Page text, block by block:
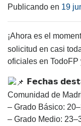
Publicando en 19
¡Ahora es el
solicitud en casi
oficiales en TodoFP
𝗙𝗲𝗰𝗵𝗮𝘀
Comunidad de
– Grado Básico:
– Grado Medio: